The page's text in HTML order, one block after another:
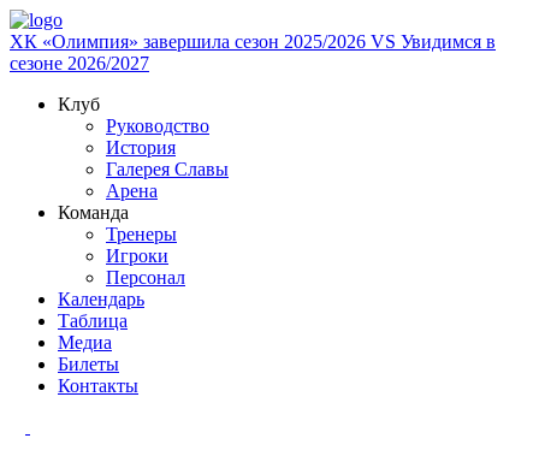
ХК «Олимпия» завершила сезон 2025/2026 VS Увидимся в
сезоне 2026/2027
Клуб
Руководство
История
Галерея Славы
Арена
Команда
Тренеры
Игроки
Персонал
Календарь
Таблица
Медиа
Билеты
Контакты